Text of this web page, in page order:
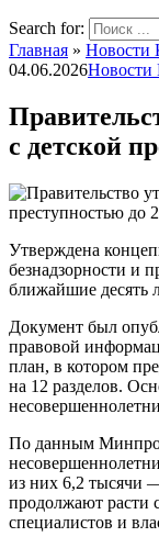
Search for:
Главная » Новости
04.06.2026Новости
с детской
Утверждена
безнадзорности и
ближайшие десять
Документ был
правовой
план, в котором
на 12 разделов.
По данным
из них 6,2 тысячи
продолжают расти
специалистов и